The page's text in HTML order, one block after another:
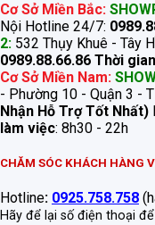
Cơ Sở Miền Bắc:
Nội Hotline 24/7:
2: 532 Thụy Khuê - Tây
0989.88.66.86 Thời
Cơ Sở Miền Nam:
- Phường 10 - Quận 3 -
Nhận Hỗ Trợ Tốt Nhất)
làm việc: 8h30 - 22h
CHĂM SÓC KHÁCH HÀNG
Hotline: 0925.758.758
Hãy để lại số điện thoại